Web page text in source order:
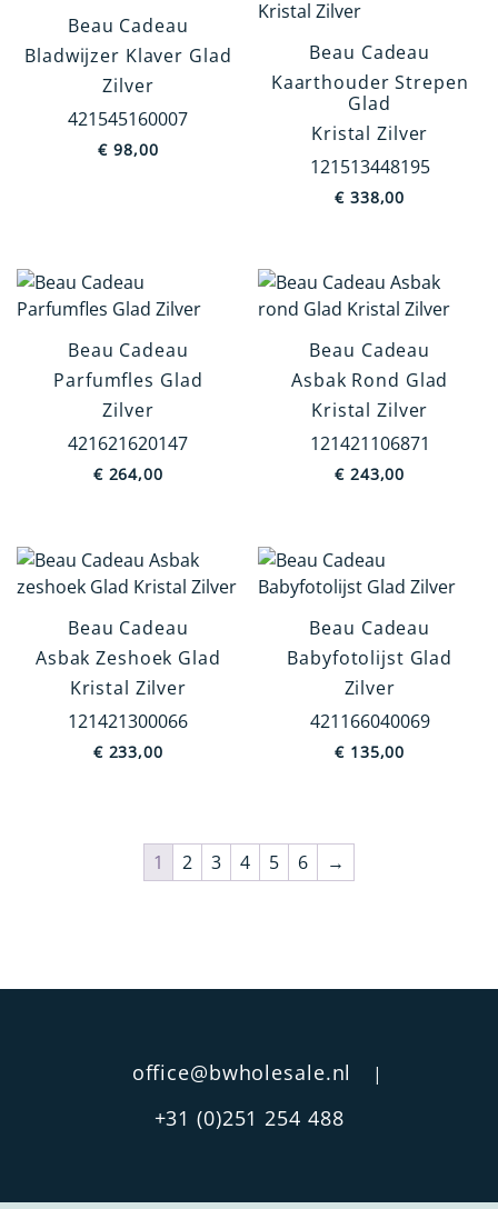
Beau Cadeau
Bladwijzer Klaver Glad
Zilver
421545160007
€ 98,00
Beau Cadeau
Kaarthouder Strepen
Glad
Kristal Zilver
121513448195
€ 338,00
Beau Cadeau
Parfumfles Glad
Zilver
421621620147
€264,00
Beau Cadeau
Asbak Rond Glad
Kristal Zilver
121421106871
€ 243,00
Beau Cadeau
Asbak Zeshoek Glad
Kristal Zilver
121421300066
€233,00
Beau Cadeau
Babyfotolijst Glad
Zilver
421166040069
€ 135,00
1 2 3 4 5 6 →
office@bwholesale.nl |
+31 (0)251 254 488